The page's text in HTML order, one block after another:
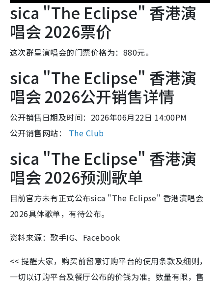
sica "The Eclipse" 香港演
唱会 2026票价
这次群星演唱会的门票价格为：880元。
sica "The Eclipse" 香港演
唱会 2026公开销售详情
公开销售日期及时间：2026年06月22日 14:00PM
公开销售网站： The Club
sica "The Eclipse" 香港演
唱会 2026预测歌单
目前官方未有正式公布sica "The Eclipse" 香港演唱会
2026具体歌单，有待公布。
资料来源：歌手IG、Facebook
<< 提醒大家，购买前留意订购平台的使用条款及细则，
一切以订购平台及餐厅公布的价钱为准。数量有限，售